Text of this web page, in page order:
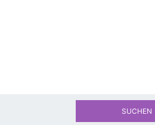
SUCHEN